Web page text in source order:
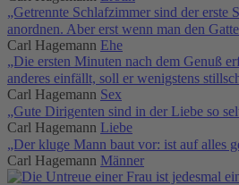
„Getrennte Schlafzimmer sind der erste
anordnen. Aber erst wenn man den
Carl Hagemann Ehe
„Die ersten Minuten nach dem Genuß
anderes einfällt, soll er wenigstens
Carl Hagemann Sex
„Gute Dirigenten sind in der Liebe so
Carl Hagemann Liebe
„Der kluge Mann baut vor: ist auf alles
Carl Hagemann Männer